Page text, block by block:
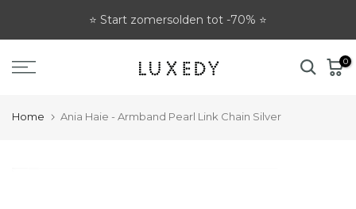
⭐ Start zomersolden tot -70% ⭐
0
Home Ania Haie - Armband Pearl Link Chain Silver